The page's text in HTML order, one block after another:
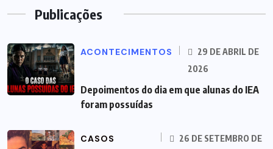
Publicações
ACONTECIMENTOS
29 DE ABRIL DE
2026
Depoimentos do dia em que alunas do IEA
foram possuídas
CASOS
26 DE SETEMBRO DE